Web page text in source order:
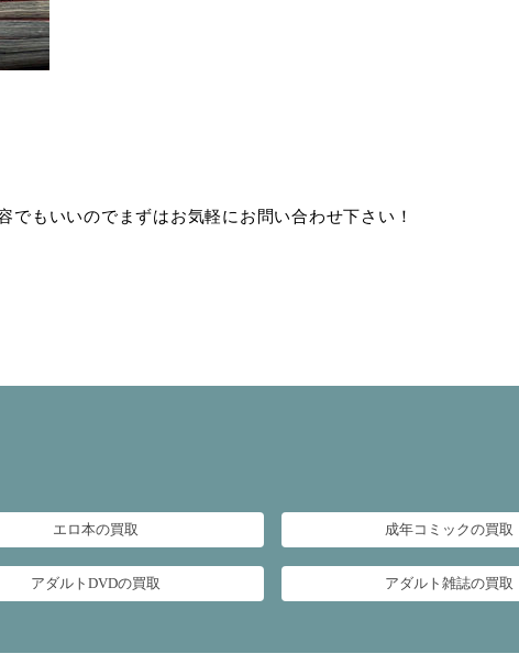
もいいのでまずはお気軽にお問い合わせ下さい！
エロ本の買取 成年コミックの買取
アダルトDVDの買取 アダルト雑誌の買取